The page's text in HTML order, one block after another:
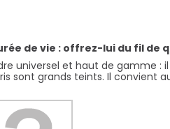
de vie : offrez-lui du fil de
universel et haut de gamme
sont grands teints. Il